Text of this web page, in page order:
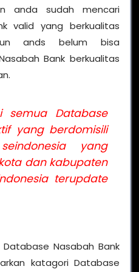
anda sudah mencari
valid yang berkualitas
ands belum bisa
Bank berkualitas
semua Database
yang berdomisili
yang
dan kabupaten
terupdate
Nasabah Bank
katagori Database